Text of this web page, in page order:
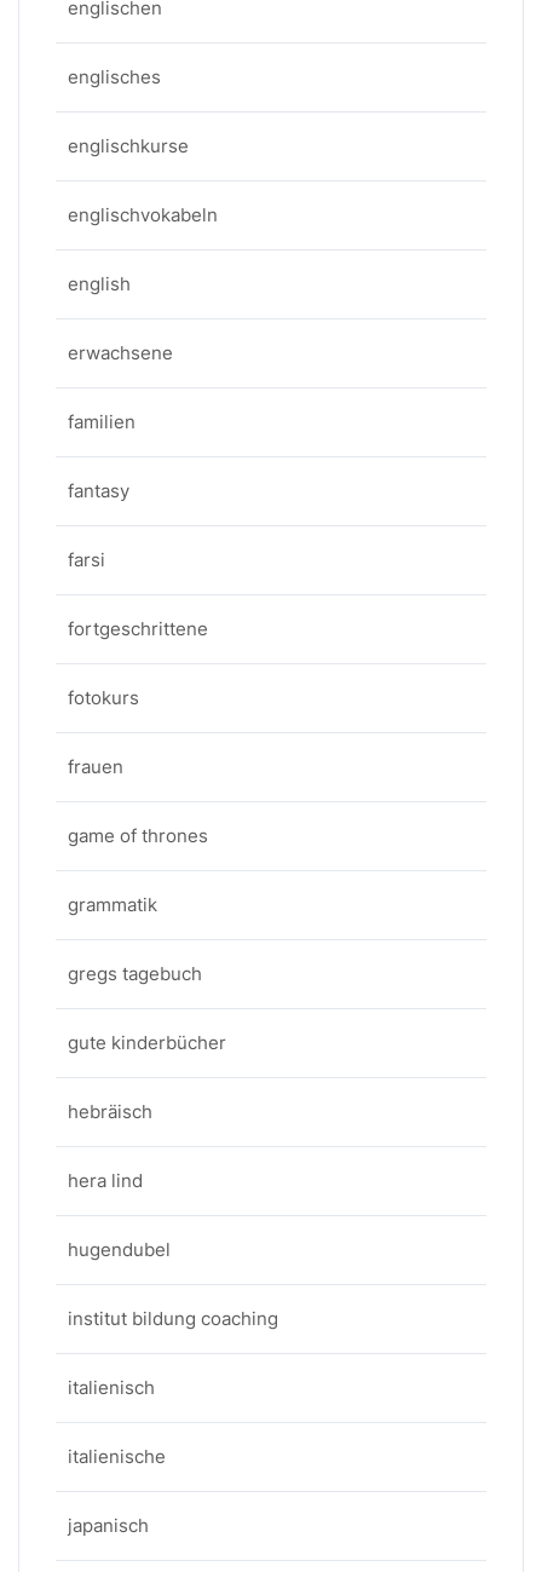
englischen
englisches
englischkurse
englischvokabeln
english
erwachsene
familien
fantasy
farsi
fortgeschrittene
fotokurs
frauen
game of thrones
grammatik
gregs tagebuch
gute kinderbücher
hebräisch
hera lind
hugendubel
institut bildung coaching
italienisch
italienische
japanisch